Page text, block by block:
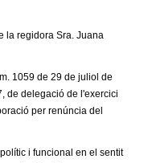
la regidora Sra. Juana
1059 de 29 de juliol de
de delegació de l'exercici
per renúncia del
i funcional en el sentit